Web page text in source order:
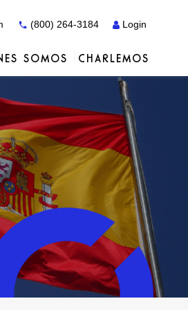
(800) 264-3184 Login
SOMOS CHARLEMOS